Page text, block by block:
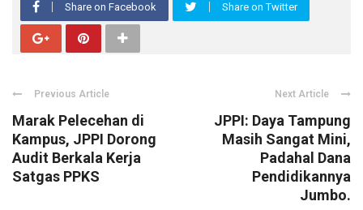
Share on Facebook Share on Twitter
Previous Article
Marak Pelecehan di
Kampus, JPPI Dorong
Audit Berkala Kerja
Satgas PPKS
Next Article
JPPI: Daya Tampung
Masih Sangat Mini,
Padahal Dana
Pendidikannya
Jumbo.